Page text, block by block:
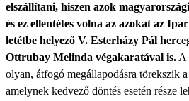
elszállítani, hiszen azok
és ez ellentétes volna az azokat az
letétbe helyező V. Esterházy Pál
Ottrubay Melinda végakaratával is. A
olyan, átfogó megállapodásra törekszik
amelynek kedvező döntés esetén része